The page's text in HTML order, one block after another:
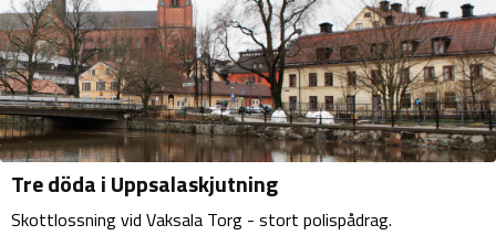
Tre döda i Uppsalaskjutning
Skottlossning vid Vaksala Torg - stort polispådrag.